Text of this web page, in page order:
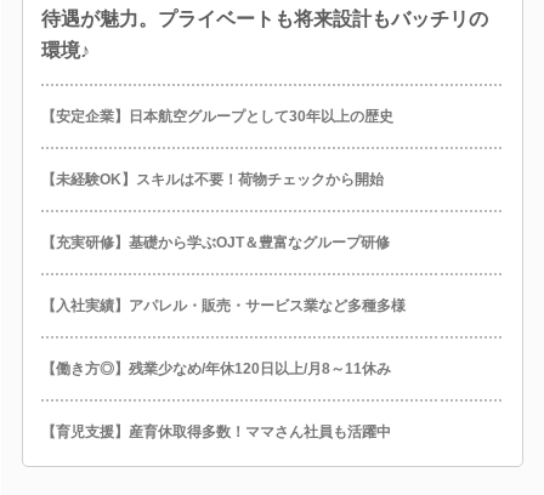
待遇が魅力。プライベートも将来設計もバッチリの
環境♪
【安定企業】日本航空グループとして30年以上の歴史
【未経験OK】スキルは不要！荷物チェックから開始
【充実研修】基礎から学ぶOJT＆豊富なグループ研修
【入社実績】アパレル・販売・サービス業など多種多様
【働き方◎】残業少なめ/年休120日以上/月8～11休み
【育児支援】産育休取得多数！ママさん社員も活躍中